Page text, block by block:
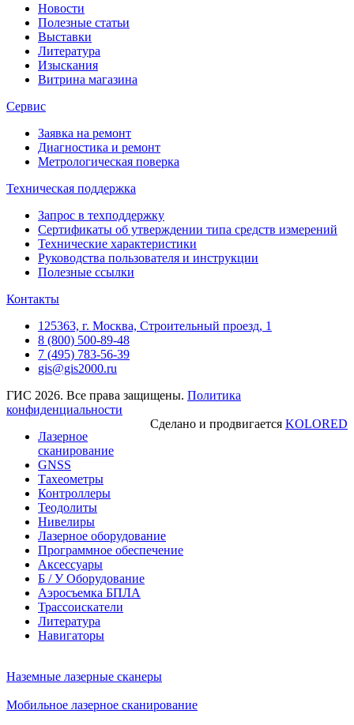
Новости
Полезные статьи
Выставки
Литература
Изыскания
Витрина магазина
Сервис
Заявка на ремонт
Диагностика и ремонт
Метрологическая поверка
Техническая поддержка
Запрос в техподдержку
Сертификаты об утверждении типа средств измерений
Технические характеристики
Руководства пользователя и инструкции
Полезные ссылки
Контакты
125363, г. Москва, Строительный проезд, 1
8 (800) 500-89-48
7 (495) 783-56-39
gis@gis2000.ru
ГИС 2026. Все права защищены. Политика
конфиденциальности
Сделано и продвигается KOLORED
Лазерное
сканирование
GNSS
Тахеометры
Контроллеры
Теодолиты
Нивелиры
Лазерное оборудование
Программное обеспечение
Аксессуары
Б / У Оборудование
Аэросъемка БПЛА
Трассоискатели
Литература
Навигаторы
Наземные лазерные сканеры
Мобильное лазерное сканирование